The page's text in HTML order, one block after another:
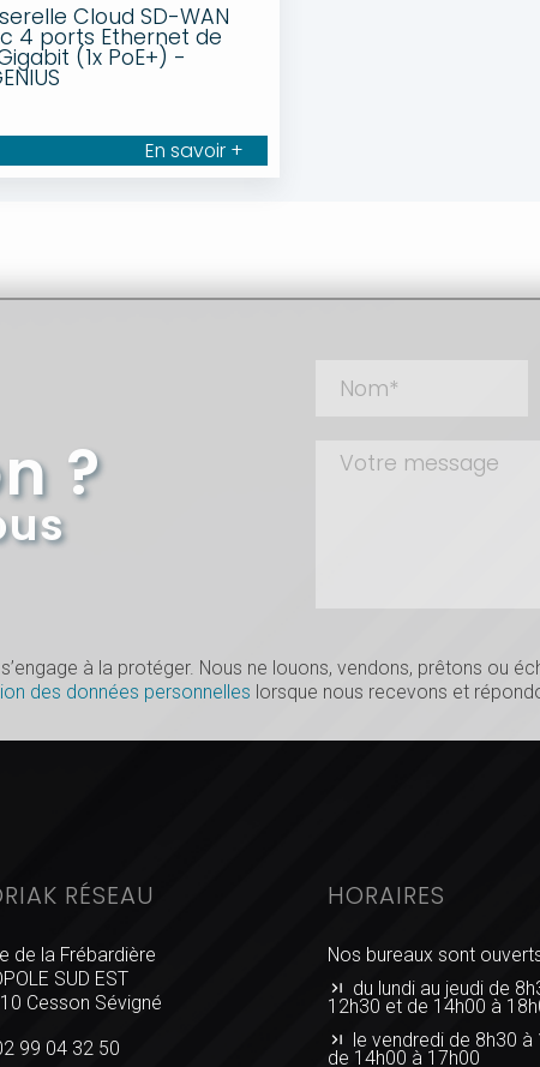
Cloud SD-WAN
4 ports Ethernet de
(1x PoE+) -
En savoir +
?
à la protéger. Nous ne louons, vendons, prêtons ou
des données personnelles lorsque nous recevons et
RÉSEAU
de la Frébardière
SUD EST
Cesson Sévigné
99 04 32 50
HORAIRES
Nos bureaux sont
du lundi au jeudi de
12h30 et de 14h00 à
le vendredi de 8h30 à
de 14h00 à 17h00